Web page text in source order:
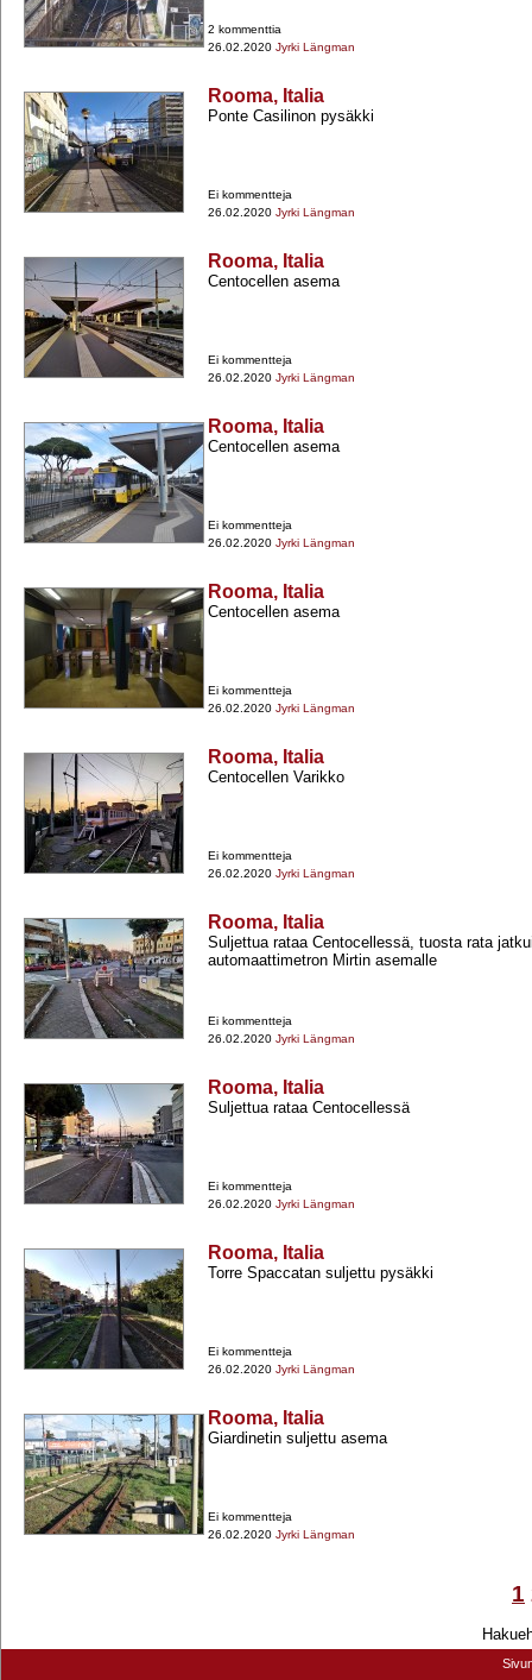
2 kommenttia
26.02.2020 Jyrki Längman
Rooma, Italia
Ponte Casilinon pysäkki
Ei kommentteja
26.02.2020 Jyrki Längman
Rooma, Italia
Centocellen asema
Ei kommentteja
26.02.2020 Jyrki Längman
Rooma, Italia
Centocellen asema
Ei kommentteja
26.02.2020 Jyrki Längman
Rooma, Italia
Centocellen asema
Ei kommentteja
26.02.2020 Jyrki Längman
Rooma, Italia
Centocellen Varikko
Ei kommentteja
26.02.2020 Jyrki Längman
Rooma, Italia
Suljettua rataa Centocellessä, tuosta rata
automaattimetron Mirtin asemalle
Ei kommentteja
26.02.2020 Jyrki Längman
Rooma, Italia
Suljettua rataa Centocellessä
Ei kommentteja
26.02.2020 Jyrki Längman
Rooma, Italia
Torre Spaccatan suljettu pysäkki
Ei kommentteja
26.02.2020 Jyrki Längman
Rooma, Italia
Giardinetin suljettu asema
Ei kommentteja
26.02.2020 Jyrki Längman
1